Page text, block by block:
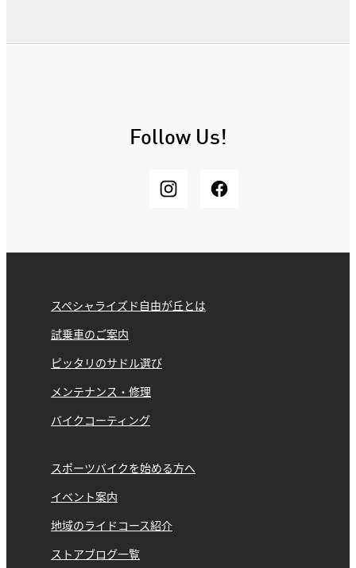
Follow Us!
スペシャライズド自由が丘とは
試乗車のご案内
ピッタリのサドル選び
メンテナンス・修理
バイクコーティング
スポーツバイクを始める方へ
イベント案内
地域のライドコース紹介
ストアブログ一覧